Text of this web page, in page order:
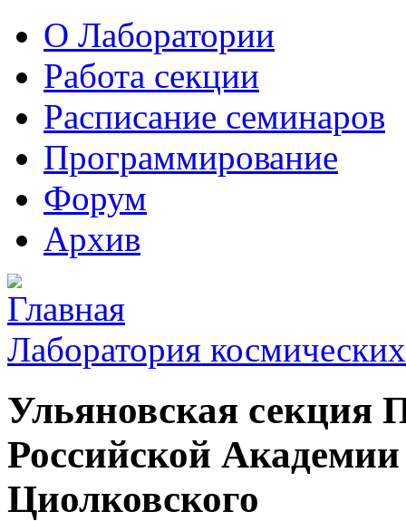
О Лаборатории
Работа секции
Расписание семинаров
Программирование
Форум
Архив
Лаборатория
Ульяновская секция
Российской
Циолковского